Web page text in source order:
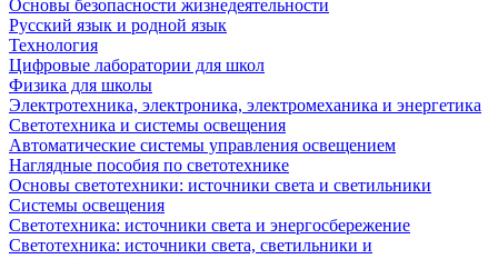
Основы безопасности жизнедеятельности
Русский язык и родной язык
Технология
Цифровые лаборатории для школ
Физика для школы
Электротехника, электроника, электромеханика и энергетика
Светотехника и системы освещения
Автоматические системы управления освещением
Наглядные пособия по светотехнике
Основы светотехники: источники света и светильники
Системы освещения
Светотехника: источники света и энергосбережение
Светотехника: источники света, светильники и